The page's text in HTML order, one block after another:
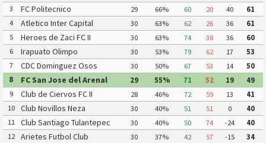
3
FC Politecnico 29 66% 60 20 40
61
4
Atletico Inter Capital 30 63% 62 26 36
61
5
Heroes de Zaci FC II 30 63% 74 38 36
60
6
Irapuato Olimpo 30 53% 79 62 17
53
7
CDC Dominguez Osos 30 50% 67 53 14
50
8
FC San Jose del Arenal
Academia America
Leyendas
29 55% 71 52 19
49
9
Club de Ciervos FC II 28 46% 72 59 13
41
10
Club Novillos Neza 30 40% 51 51 0
40
11
Club Santiago Tulantepec
Juniors FC
30 40% 50 74 -24
40
12
Arietes Futbol Club 30 37% 42 57 -15
34